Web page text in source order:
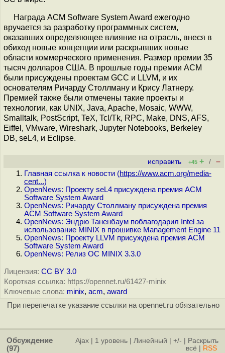
Награда ACM Software System Award ежегодно
вручается за разработку программных систем,
оказавших определяющее влияние на отрасль, внеся в
обиход новые концепции или раскрывших новые
области коммерческого применения. Размер премии 35
тысяч долларов США. В прошлые годы премии ACM
были присуждены проектам GCC и LLVM, и их
основателям Ричарду Столлману и Крису Латнеру.
Премией также были отмечены такие проекты и
технологии, как UNIX, Java, Apache, Mosaic, WWW,
Smalltalk, PostScript, TeX, Tcl/Tk, RPC, Make, DNS, AFS,
Eiffel, VMware, Wireshark, Jupyter Notebooks, Berkeley
DB, seL4, и Eclipse.
исправить +45 + / –
Главная ссылка к новости (https://www.acm.org/media-
cent...)
OpenNews: Проекту seL4 присуждена премия ACM
Software System Award
OpenNews: Ричарду Столлману присуждена премия
ACM Software System Award
OpenNews: Эндрю Таненбаум поблагодарил Intel за
использование MINIX в прошивке Management Engine 11
OpenNews: Проекту LLVM присуждена премия ACM
Software System Award
OpenNews: Релиз ОС MINIX 3.3.0
Лицензия: CC BY 3.0
Короткая ссылка: https://opennet.ru/61427-minix
Ключевые слова: minix, acm, award
При перепечатке указание ссылки на opennet.ru обязательно
Обсуждение
(97)
Ajax 1 уровень Линейный +/-
Раскрыть
всё
RSS